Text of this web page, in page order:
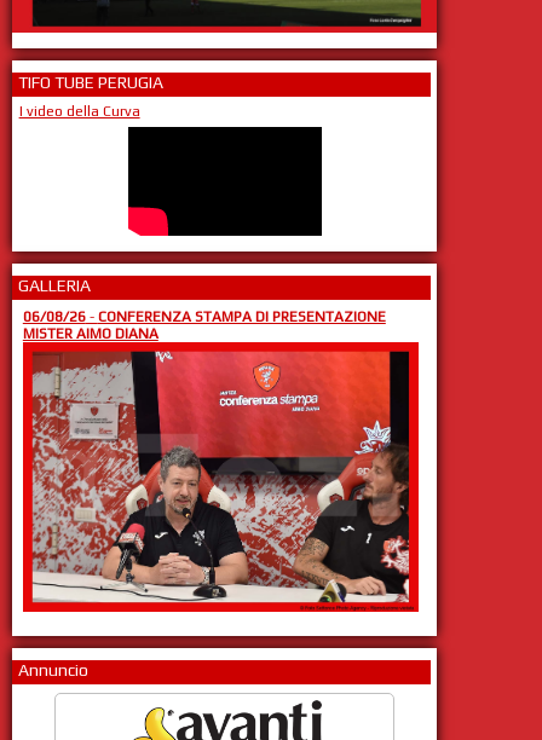
TIFO TUBE PERUGIA
I video della Curva
GALLERIA
06/08/26- CONFERENZA STAMPA DI PRESENTAZIONE
MISTER AIMO DIANA
Annuncio